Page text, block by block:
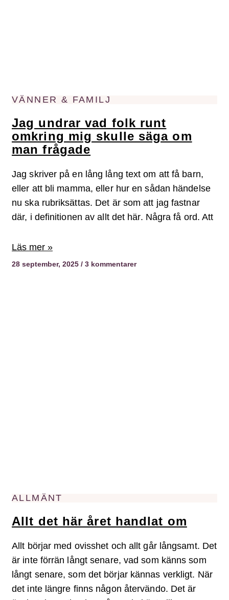
VÄNNER & FAMILJ
Jag undrar vad folk runt
omkring mig skulle säga om
man frågade
Jag skriver på en lång lång text om att få barn,
eller att bli mamma, eller hur en sådan händelse
nu ska rubriksättas. Det är som att jag fastnar
där, i definitionen av allt det här. Några få ord. Att
Läs mer »
28 september, 2025 3 kommentarer
ALLMÄNT
Allt det här året handlat om
Allt börjar med ovisshet och allt går långsamt. Det
är inte förrän långt senare, vad som känns som
långt senare, som det börjar kännas verkligt. När
det inte längre finns någon återvändo. Det är